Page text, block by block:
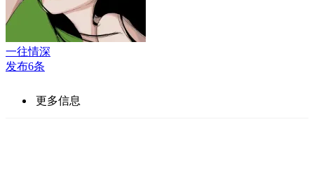
一往情深
发布6条
更多信息